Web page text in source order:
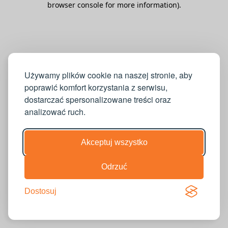
Używamy plików cookie na naszej stronie, aby
poprawić komfort korzystania z serwisu,
dostarczać spersonalizowane treści oraz
analizować ruch.
Akceptuj wszystko
Odrzuć
Dostosuj
browser console for more information).